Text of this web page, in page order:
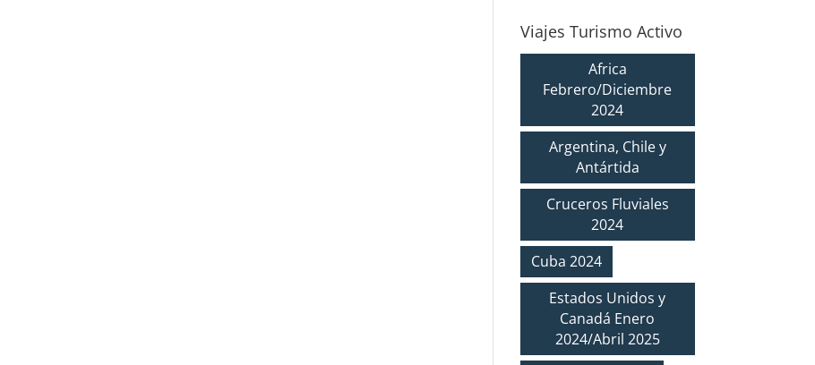
Viajes Turismo Activo
Africa
Febrero/Diciembre
2024
Argentina, Chile y
Antártida
Cruceros Fluviales
2024
Cuba 2024
Estados Unidos y
Canadá Enero
2024/Abril 2025